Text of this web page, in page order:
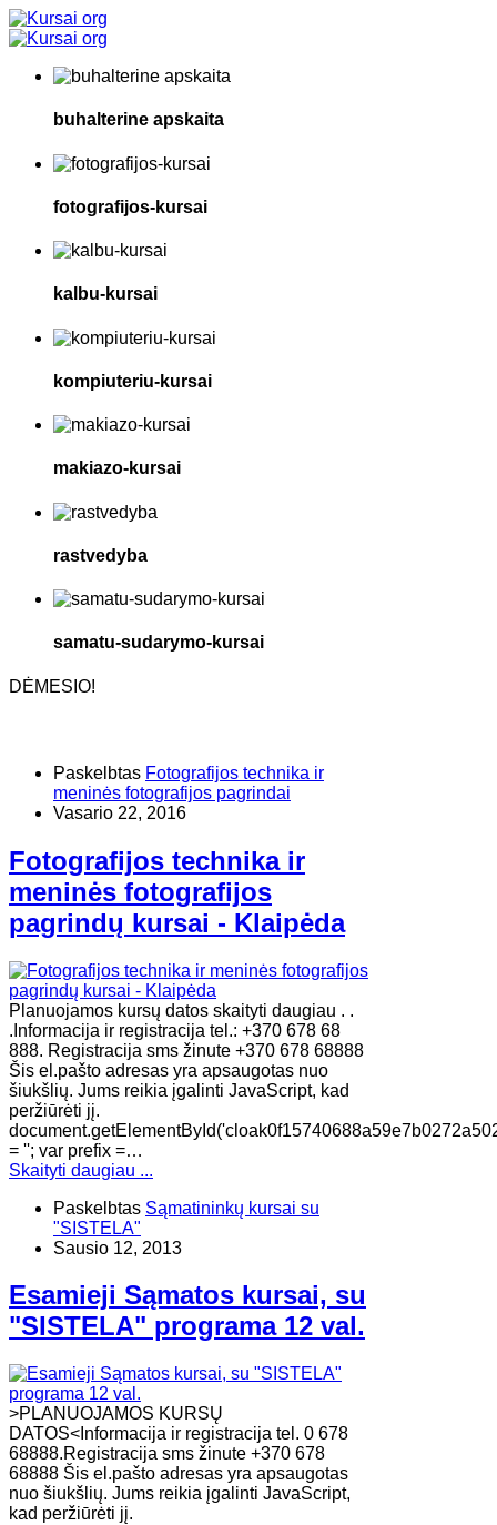
buhalterine apskaita
fotografijos-kursai
kalbu-kursai
kompiuteriu-kursai
makiazo-kursai
rastvedyba
samatu-sudarymo-kursai
DĖMESIO!
Paskelbtas Fotografijos technika ir
meninės fotografijos pagrindai
Vasario 22, 2016
Fotografijos technika ir
meninės fotografijos
pagrindų kursai - Klaipėda
Planuojamos kursų datos skaityti daugiau . .
.Informacija ir registracija tel.: +370 678 68
888. Registracija sms žinute +370 678 68888
Šis el.pašto adresas yra apsaugotas nuo
šiukšlių. Jums reikia įgalinti JavaScript, kad
peržiūrėti jį.
= ''; var prefix =…
Skaityti daugiau ...
Paskelbtas Sąmatininkų kursai su
"SISTELA"
Sausio 12, 2013
Esamieji Sąmatos kursai, su
"SISTELA" programa 12 val.
>PLANUOJAMOS KURSŲ
DATOS<Informacija ir registracija tel. 0 678
68888.Registracija sms žinute +370 678
68888 Šis el.pašto adresas yra apsaugotas
nuo šiukšlių. Jums reikia įgalinti JavaScript,
kad peržiūrėti jį.